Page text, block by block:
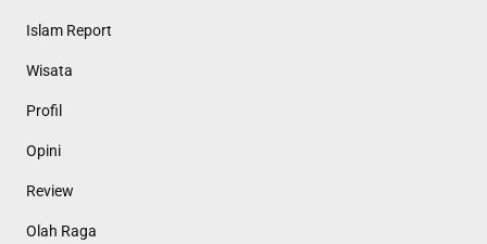
Islam Report
Wisata
Profil
Opini
Review
Olah Raga